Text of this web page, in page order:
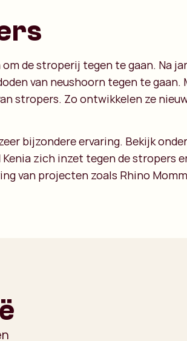
de stroperij tegen te gaan. Na
van neushoorn tegen te
stropers. Zo ontwikkelen ze
bijzondere ervaring. Bekijk
zich inzet tegen de stropers
van projecten zoals Rhino